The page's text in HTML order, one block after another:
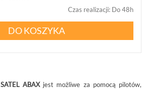
Czas realizacji: Do 48h
DO KOSZYKA
SATEL ABAX jest możliwe za pomocą pilotów,